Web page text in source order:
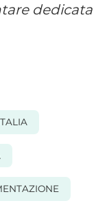
dedicata